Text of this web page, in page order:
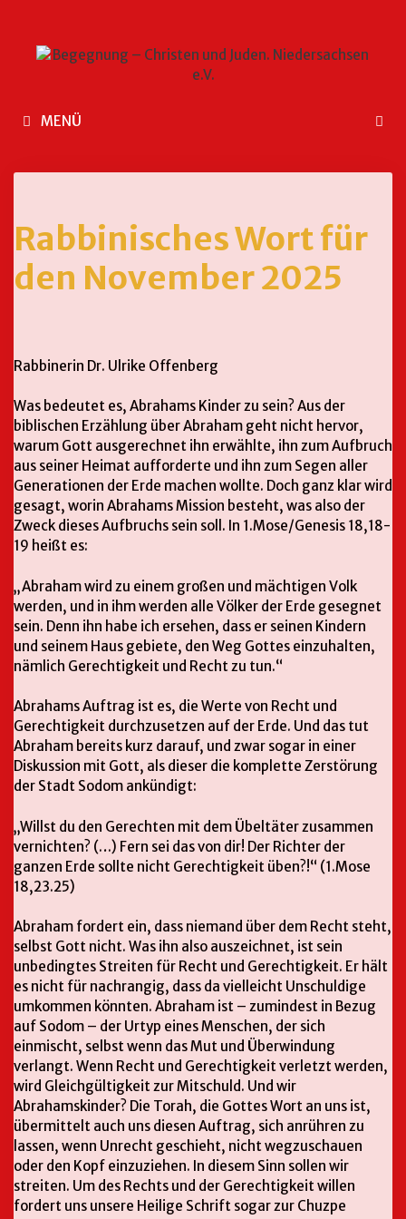
MENÜ
Rabbinisches Wort für
den November 2025
Rabbinerin Dr. Ulrike Offenberg
Was bedeutet es, Abrahams Kinder zu sein? Aus der
biblischen Erzählung über Abraham geht nicht hervor,
warum Gott ausgerechnet ihn erwählte, ihn zum Aufbruch
aus seiner Heimat aufforderte und ihn zum Segen aller
Generationen der Erde machen wollte. Doch ganz klar wird
gesagt, worin Abrahams Mission besteht, was also der
Zweck dieses Aufbruchs sein soll. In 1.Mose/Genesis 18,18-
19 heißt es:
„Abraham wird zu einem großen und mächtigen Volk
werden, und in ihm werden alle Völker der Erde gesegnet
sein. Denn ihn habe ich ersehen, dass er seinen Kindern
und seinem Haus gebiete, den Weg Gottes einzuhalten,
nämlich Gerechtigkeit und Recht zu tun.“
Abrahams Auftrag ist es, die Werte von Recht und
Gerechtigkeit durchzusetzen auf der Erde. Und das tut
Abraham bereits kurz darauf, und zwar sogar in einer
Diskussion mit Gott, als dieser die komplette Zerstörung
der Stadt Sodom ankündigt:
„Willst du den Gerechten mit dem Übeltäter zusammen
vernichten? (…) Fern sei das von dir! Der Richter der
ganzen Erde sollte nicht Gerechtigkeit üben?!“ (1.Mose
18,23.25)
Abraham fordert ein, dass niemand über dem Recht steht,
selbst Gott nicht. Was ihn also auszeichnet, ist sein
unbedingtes Streiten für Recht und Gerechtigkeit. Er hält
es nicht für nachrangig, dass da vielleicht Unschuldige
umkommen könnten. Abraham ist – zumindest in Bezug
auf Sodom – der Urtyp eines Menschen, der sich
einmischt, selbst wenn das Mut und Überwindung
verlangt. Wenn Recht und Gerechtigkeit verletzt werden,
wird Gleichgültigkeit zur Mitschuld. Und wir
Abrahamskinder? Die Torah, die Gottes Wort an uns ist,
übermittelt auch uns diesen Auftrag, sich anrühren zu
lassen, wenn Unrecht geschieht, nicht wegzuschauen
oder den Kopf einzuziehen. In diesem Sinn sollen wir
streiten. Um des Rechts und der Gerechtigkeit willen
fordert uns unsere Heilige Schrift sogar zur Chuzpe